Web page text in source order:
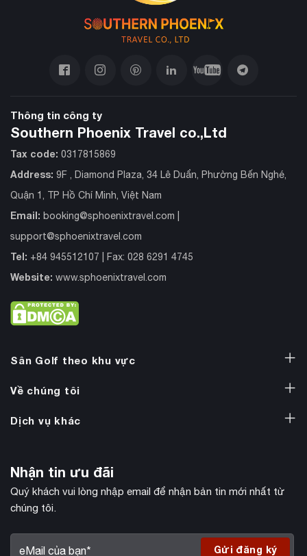
Sân Golf theo khu vực
Về chúng tôi
Dịch vụ khác
Nhận tin ưu đãi
Quý khách vui lòng nhập email để nhận bản tin mới nhất từ
chúng tôi.
Thông tin công ty
Southern Phoenix Travel co.,Ltd
Tax code: 0317815869
Address: 9F , Diamond Plaza, 34 Lê Duẩn, Phường Bến Nghé,
Quận 1, TP Hồ Chí Minh, Việt Nam
Email: booking@sphoenixtravel.com
support@sphoenixtravel.com
Tel: +84 945512107 | Fax: 028 6291 4745
Website: www.sphoenixtravel.com